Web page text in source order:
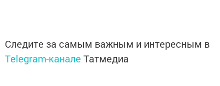
Следите за самым важным и интересным в
Telegram-канале Татмедиа